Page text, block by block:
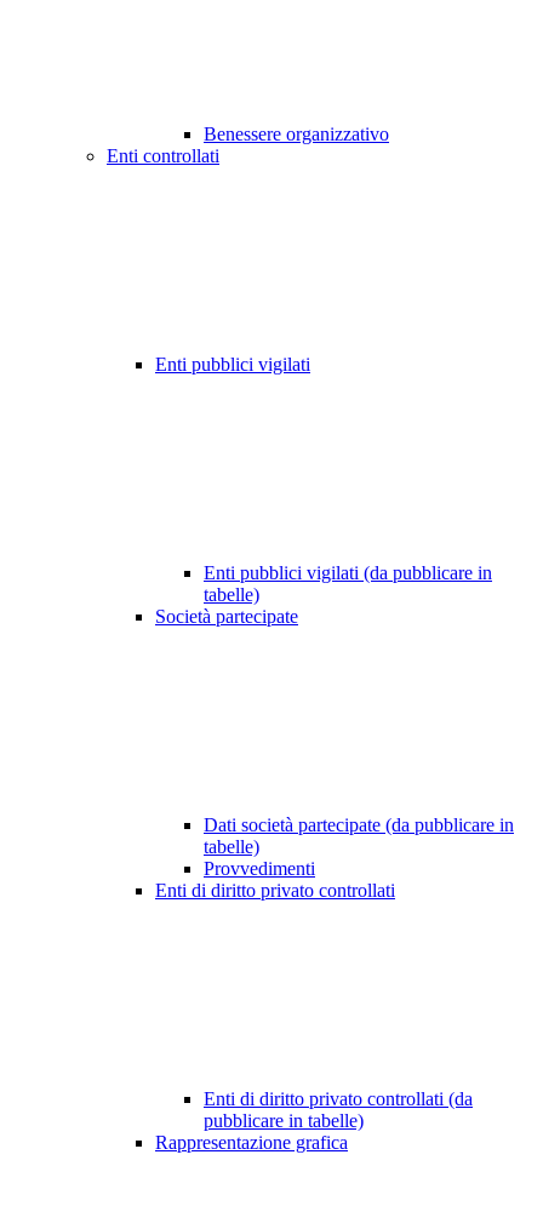
Benessere organizzativo
Enti controllati
Enti pubblici vigilati
Enti pubblici vigilati (da pubblicare in
tabelle)
Società partecipate
Dati società partecipate (da pubblicare in
tabelle)
Provvedimenti
Enti di diritto privato controllati
Enti di diritto privato controllati (da
pubblicare in tabelle)
Rappresentazione grafica